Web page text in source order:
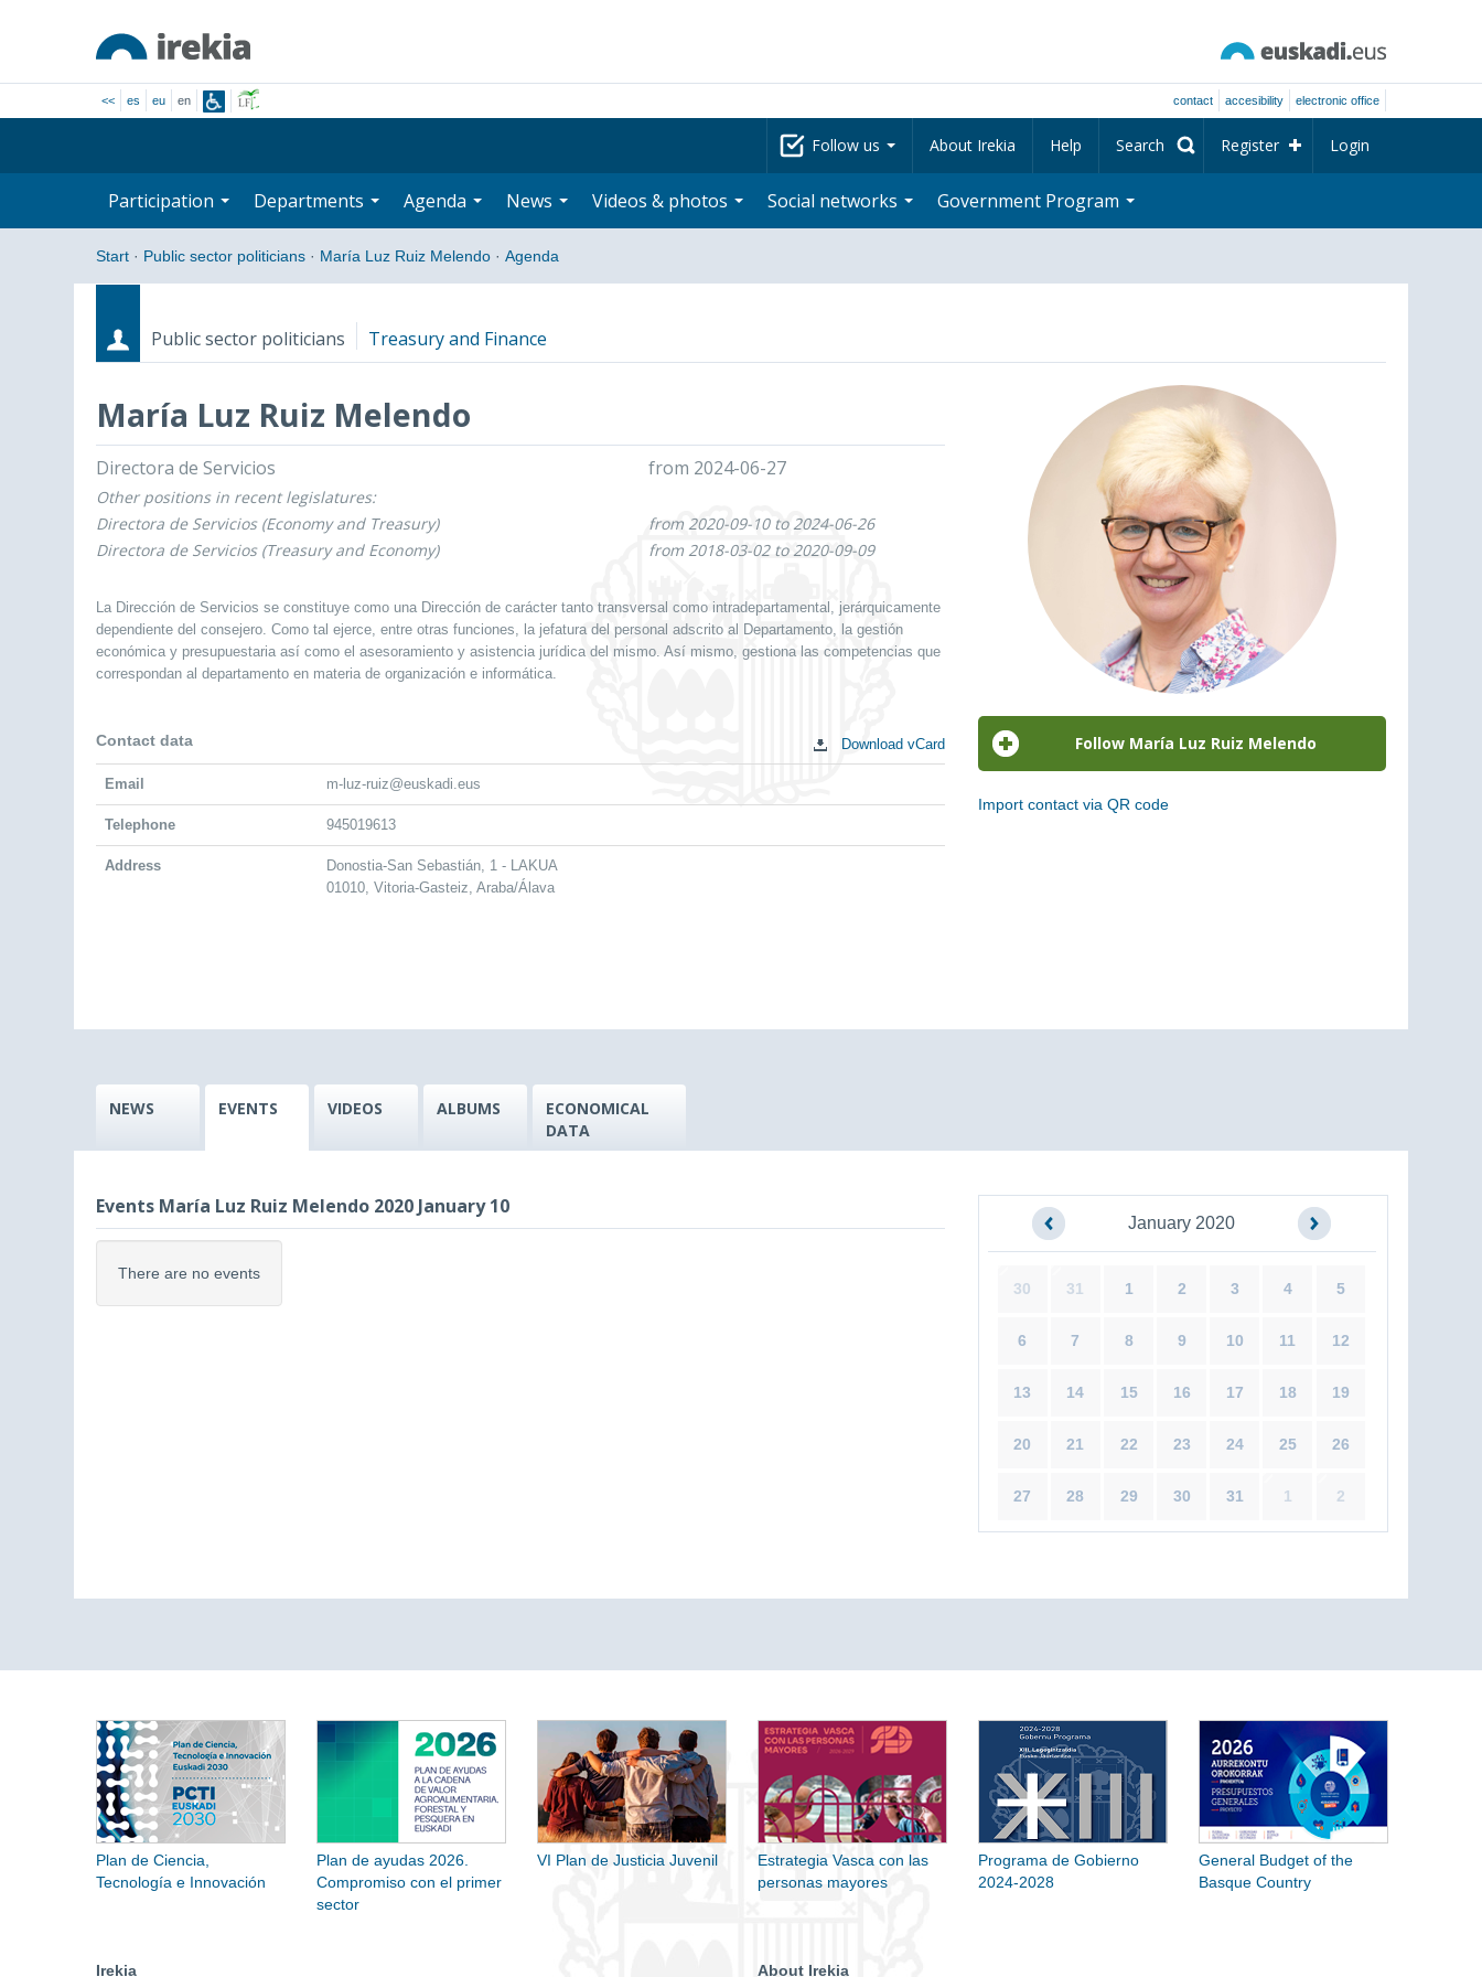
<< es eu en contact accesibility electronic office
Follow us About Irekia Help Search Register Login
Participation Departments Agenda News Videos & photos Social networks Government Program
Start · Public sector politicians · María Luz Ruiz Melendo · Agenda
Public sector politicians Treasury and Finance
María Luz Ruiz Melendo
RolesStart date - End date
Directora de Servicios from 2024-06-27
Other positions in recent legislatures:
Directora de Servicios (Economy and Treasury)
from 2020-09-10 to 2024-06-26
Directora de Servicios (Treasury and Economy)
from 2018-03-02 to 2020-09-09
La Dirección de Servicios se constituye como una Dirección de carácter tanto transversal como intradepartamental, jerárquicamente
dependiente del consejero. Como tal ejerce, entre otras funciones, la jefatura del personal adscrito al Departamento, la gestión
económica y presupuestaria así como el asesoramiento y asistencia jurídica del mismo. Así mismo, gestiona las competencias que
correspondan al departamento en materia de organización e informática.
Contact data Download vCard
Email m-luz-ruiz@euskadi.eus
Telephone 945019613
Address
Donostia-San Sebastián, 1 - LAKUA
01010, Vitoria-Gasteiz, Araba/Álava
Import contact via QR code
NEWS EVENTS VIDEOS ALBUMS
ECONOMICAL
DATA
Events María Luz Ruiz Melendo 2020 January 10
There are no events
January 2020
30 31 1 2 3 4 5
6 7 8 9 10 11 12
13 14 15 16 17 18 19
20 21 22 23 24 25 26
27 28 29 30 31 1 2
Plan de Ciencia,
Tecnología e Innovación
Plan de ayudas 2026.
Compromiso con el primer
sector
VI Plan de Justicia Juvenil
Estrategia Vasca con las
personas mayores
Programa de Gobierno
2024-2028
General Budget of the
Basque Country
Irekia About Irekia